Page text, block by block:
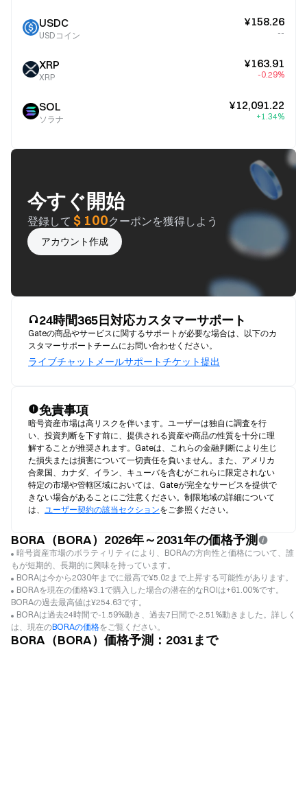
USDC
USDコイン
¥158.26
--
XRP
XRP
¥163.91
-0.29%
SOL
ソラナ
¥12,091.22
+1.34%
今すぐ開始
登録して $ 100クーポンを獲得しよう
アカウント作成
24時間365日対応カスタマーサポート
Gateの商品やサービスに関するサポートが必要な場合は、以下のカ
スタマーサポートチームにお問い合わせください。
ライブチャット メールサポートチケット提出
免責事項
暗号資産市場は高リスクを伴います。ユーザーは独自に調査を行
い、投資判断を下す前に、提供される資産や商品の性質を十分に理
解することが推奨されます。Gateは、これらの金融判断により生じ
た損失または損害について一切責任を負いません。また、アメリカ
合衆国、カナダ、イラン、キューバを含むがこれらに限定されない
特定の市場や管轄区域においては、Gateが完全なサービスを提供で
きない場合があることにご注意ください。制限地域の詳細について
は、 ユーザー契約の該当セクションをご参照ください。
BORA（BORA）2026年～2031年の価格予測
暗号資産市場のボラティリティにより、BORAの方向性と価格について、誰
もが短期的、長期的に興味を持っています。
BORAは今から2030年までに最高で¥5.02まで上昇する可能性があります。
BORAを現在の価格¥3.1で購入した場合の潜在的なROIは+61.00%です。
BORAの過去最高値は¥254.63です。
BORAは過去24時間で-1.59%動き、過去7日間で-2.51%動きました。詳しく
は、現在のBORAの価格をご覧ください。
BORA（BORA）価格予測：2031まで